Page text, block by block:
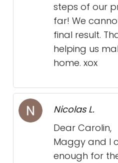
steps of our
far! We
final result.
helping us
home. xox
Nicolas L.
Dear Carolin,
Maggy and I
enough for